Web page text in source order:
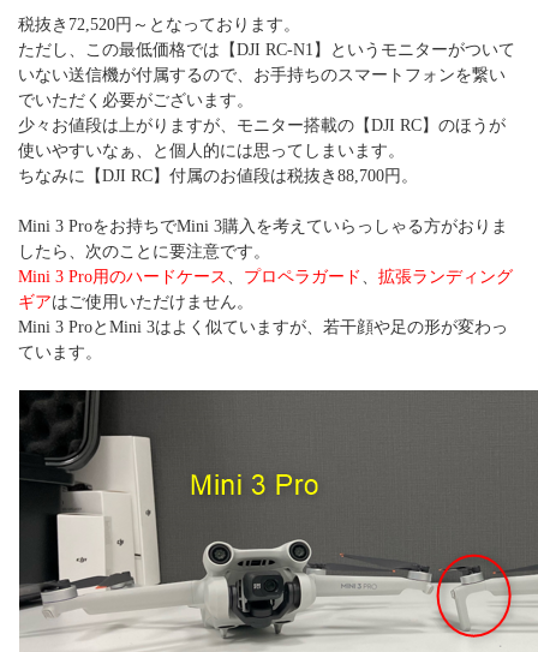
税抜き72,520円～となっております。
ただし、この最低価格では【DJI RC-N1】というモニターがついて
いない送信機が付属するので、お手持ちのスマートフォンを繋い
でいただく必要がございます。
少々お値段は上がりますが、モニター搭載の【DJI RC】のほうが
使いやすいなぁ、と個人的には思ってしまいます。
ちなみに【DJI RC】付属のお値段は税抜き88,700円。
Mini 3 Proをお持ちでMini 3購入を考えていらっしゃる方がおりま
したら、次のことに要注意です。
Mini 3 Pro用のハードケース プロペラガード
拡張ランディング
ギアはご使用いただけません。
Mini 3 ProとMini 3はよく似ていますが、若干顔や足の形が変わっ
ています。